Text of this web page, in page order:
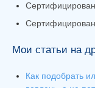
Мои статьи на
Как подобрать